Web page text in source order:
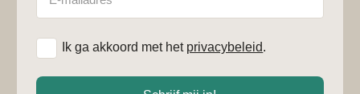
mailadres
Ik ga akkoord met het privacybeleid.